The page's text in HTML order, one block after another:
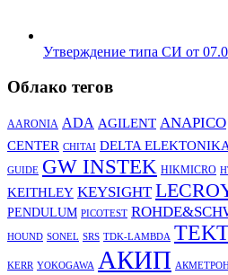
Утверждение типа СИ от
Облако тегов
AARONIA ADA AGILENT ANAPICO
CENTER CHITAI DELTA
GUIDE GW INSTEK HIKMICRO
KEITHLEY KEYSIGHT
PENDULUM PICOTEST
HOUND SONEL SRS TDK-LAMBDA
KERR YOKOGAWA АКИП